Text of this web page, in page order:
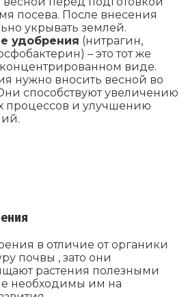
посева. После внесения
укрывать землей.
удобрения (нитрагин,
– это тот же
концентрированном виде.
нужно вносить весной во
способствуют увеличению
процессов и улучшению
в отличие от органики
почвы , зато они
растения полезными
необходимы им на